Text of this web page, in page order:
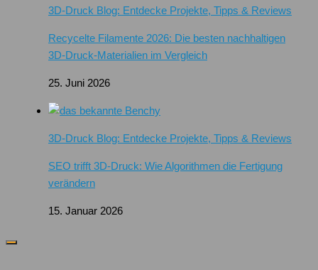
3D-Druck Blog: Entdecke Projekte, Tipps & Reviews
Recycelte Filamente 2026: Die besten nachhaltigen
3D-Druck-Materialien im Vergleich
25. Juni 2026
3D-Druck Blog: Entdecke Projekte, Tipps & Reviews
SEO trifft 3D-Druck: Wie Algorithmen die Fertigung
verändern
15. Januar 2026